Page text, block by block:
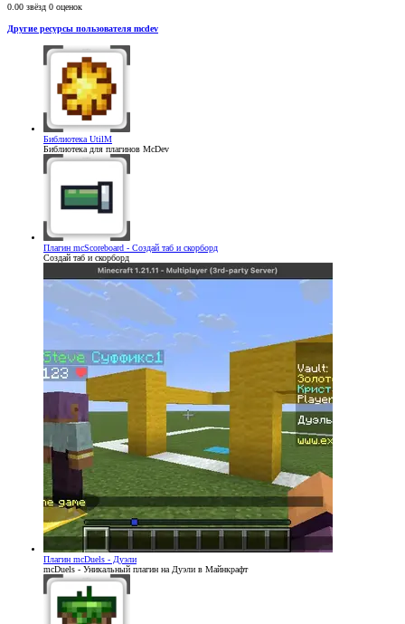
0.00 звёзд 0 оценок
Другие ресурсы пользователя mcdev
Библиотека UtilM
Библиотека для плагинов McDev
Плагин mcScoreboard - Создай таб и скорборд
Создай таб и скорборд
Плагин mcDuels - Дуэли
mcDuels - Уникальный плагин на Дуэли в Майнкрафт